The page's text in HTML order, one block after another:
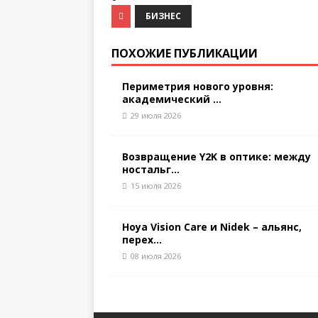
БИЗНЕС
ПОХОЖИЕ ПУБЛИКАЦИИ
Периметрия нового уровня:
академический ...
29 июля 2026
Возвращение Y2K в оптике: между
ностальг...
15 июля 2026
Hoya Vision Care и Nidek – альянс,
перех...
08 июля 2026